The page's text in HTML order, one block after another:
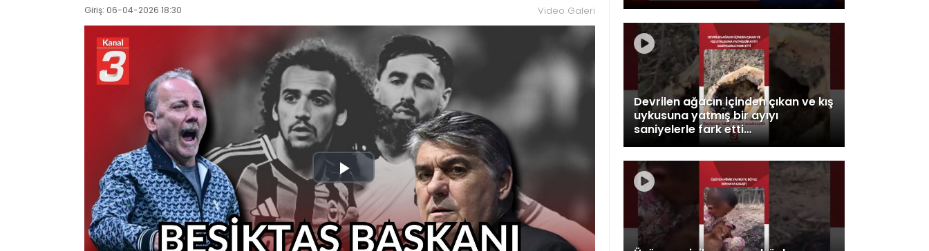
Giriş: 06-04-2026 18:30 Video Galeri
Play
Video
Devrilen ağacın içinden çıkan ve kış
uykusuna yatmış bir ayıyı
saniyelerle fark etti…